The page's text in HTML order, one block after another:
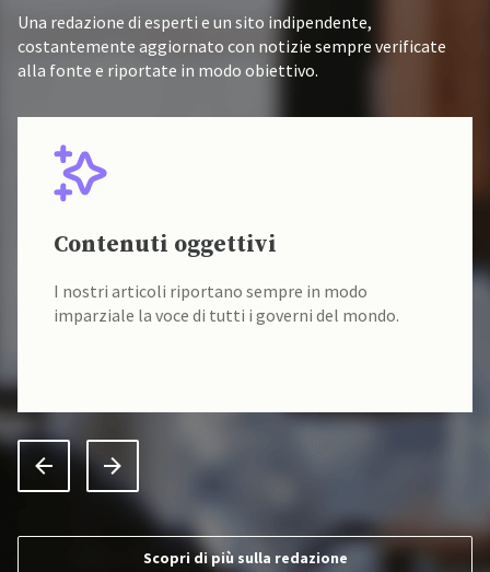
Una redazione di esperti e un sito indipendente,
costantemente aggiornato con notizie sempre verificate
alla fonte e riportate in modo obiettivo.
Contenuti oggettivi
I nostri articoli riportano sempre in modo
imparziale la voce di tutti i governi del mondo.
Scopri di più sulla redazione